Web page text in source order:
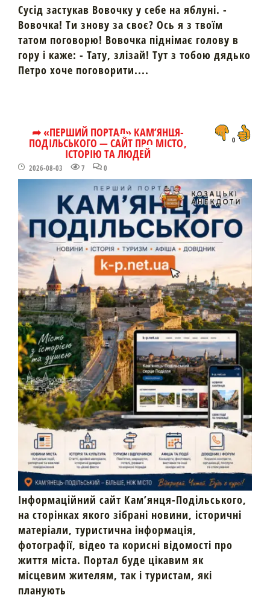
Сусід застукав Вовочку у себе на яблуні. -
Вовочка! Ти знову за своє? Ось я з твоїм
татом поговорю! Вовочка піднімає голову в
гору і каже: - Тату, злізай! Тут з тобою дядько
Петро хоче поговорити....
➦ «ПЕРШИЙ ПОРТАЛ» КАМ’ЯНЦЯ-
ПОДІЛЬСЬКОГО — САЙТ ПРО МІСТО,
ІСТОРІЮ ТА ЛЮДЕЙ
2026-08-03 7 0
0
Інформаційний сайт Кам’янця-Подільського,
на сторінках якого зібрані новини, історичні
матеріали, туристична інформація,
фотографії, відео та корисні відомості про
життя міста. Портал буде цікавим як
місцевим жителям, так і туристам, які
планують